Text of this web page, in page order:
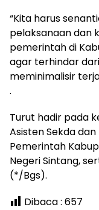
“Kita harus
pelaksanaan dan
pemerintah di
agar terhindar
meminimalisir
.
Turut hadir pada
Asisten Sekda
Pemerintah
Negeri Sintang,
(*/Bgs).
Dibaca : 657